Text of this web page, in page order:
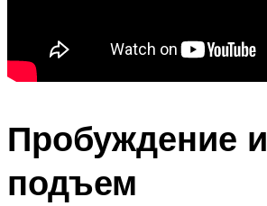
Пробуждение и
подъем